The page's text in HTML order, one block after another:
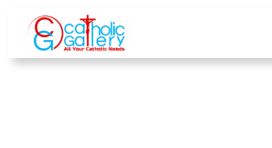
Skip
content